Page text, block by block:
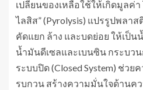
เปลี่ยนของเหลือใช้ให้เกิดมูลค่า
ไลสิส” (Pyrolysis) แปรรูปพลา
คัดแยก ล้าง และบดย่อย ให้เป็
น้ำมันดีเซลและเบนซิน กระบว
ระบบปิด (Closed System) ช่ว
รบกวน สร้างความมั่นใจด้านค